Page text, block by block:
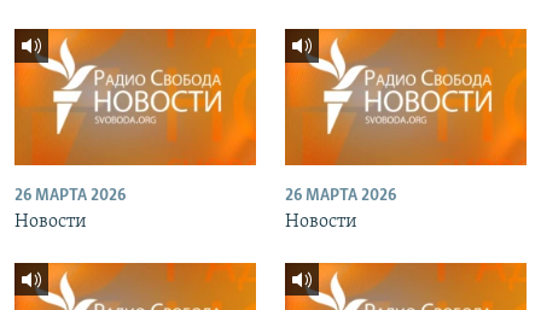
26 МАРТА 2026
Новости
26 МАРТА 2026
Новости